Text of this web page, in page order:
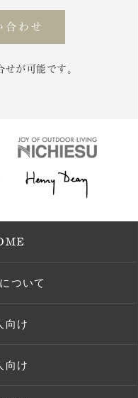
合わせ
せが可能です。
ついて
向け
向け